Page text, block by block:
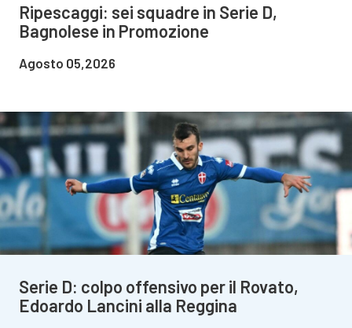
Ripescaggi: sei squadre in Serie D,
Bagnolese in Promozione
Agosto 05,2026
Serie D: colpo offensivo per il Rovato,
Edoardo Lancini alla Reggina